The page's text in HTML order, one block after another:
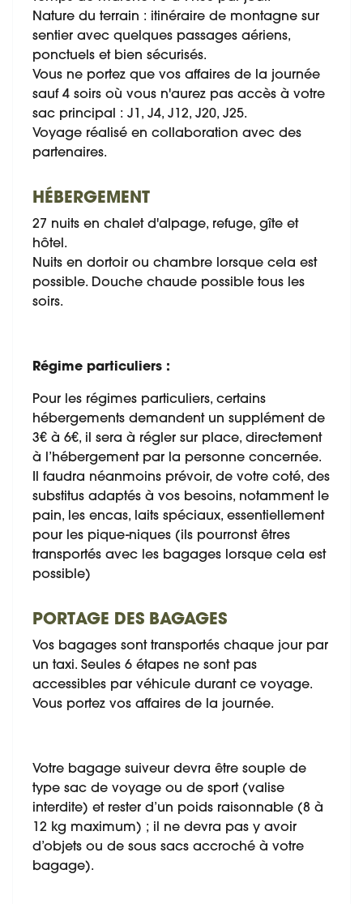
Nature du terrain : itinéraire de montagne sur
sentier avec quelques passages aériens,
ponctuels et bien sécurisés.
Vous ne portez que vos affaires de la journée
sauf 4 soirs où vous n'aurez pas accès à votre
sac principal : J1, J4, J12, J20, J25.
Voyage réalisé en collaboration avec des
partenaires.
HÉBERGEMENT
27 nuits en chalet d'alpage, refuge, gîte et
hôtel.
Nuits en dortoir ou chambre lorsque cela est
possible. Douche chaude possible tous les
soirs.
Régime particuliers :
Pour les régimes particuliers, certains
hébergements demandent un supplément de
3€ à 6€, il sera à régler sur place, directement
à l’hébergement par la personne concernée.
Il faudra néanmoins prévoir, de votre coté, des
substitus adaptés à vos besoins, notamment le
pain, les encas, laits spéciaux, essentiellement
pour les pique-niques (ils pourronst êtres
transportés avec les bagages lorsque cela est
possible)
PORTAGE DES BAGAGES
Vos bagages sont transportés chaque jour par
un taxi. Seules 6 étapes ne sont pas
accessibles par véhicule durant ce voyage.
Vous portez vos affaires de la journée.
Votre bagage suiveur devra être souple de
type sac de voyage ou de sport (valise
interdite) et rester d’un poids raisonnable (8 à
12 kg maximum) ; il ne devra pas y avoir
d’objets ou de sous sacs accroché à votre
bagage).